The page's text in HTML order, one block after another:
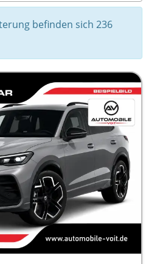
befinden sich 236